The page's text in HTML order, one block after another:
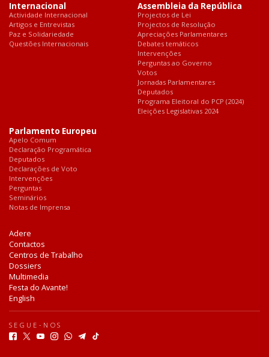
Internacional
Actividade Internacional
Artigos e Entrevistas
Paz e Solidariedade
Questões Internacionais
Assembleia da República
Projectos de Lei
Projectos de Resolução
Apreciações Parlamentares
Debates temáticos
Intervenções
Perguntas ao Governo
Votos
Jornadas Parlamentares
Deputados
Programa Eleitoral do PCP (2024)
Eleições Legislativas 2024
Parlamento Europeu
Apelo Comum
Declaração Programática
Deputados
Declarações de Voto
Intervenções
Perguntas
Seminários
Notas de Imprensa
Adere
Contactos
Centros de Trabalho
Dossiers
Multimedia
Festa do Avante!
English
SEGUE-NOS
F T I W T T